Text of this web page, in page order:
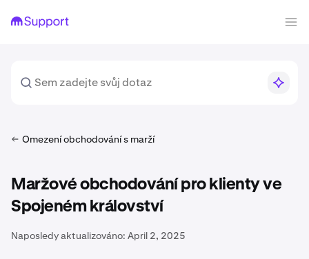
Omezení obchodování s marží
Maržové obchodování pro klienty ve
Spojeném království
Naposledy aktualizováno: April 2, 2025